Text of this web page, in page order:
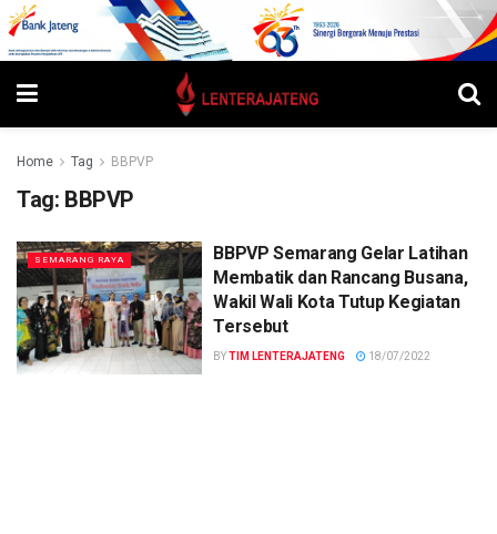
Home Tag BBPVP
Tag: BBPVP
SEMARANG RAYA
BBPVP Semarang Gelar Latihan
Membatik dan Rancang Busana,
Wakil Wali Kota Tutup Kegiatan
Tersebut
BYTIM LENTERAJATENG 18/07/2022